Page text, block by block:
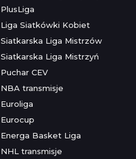
PlusLiga
Liga Siatkówki Kobiet
Siatkarska Liga Mistrzów
Siatkarska Liga Mistrzyń
Puchar CEV
NBA transmisje
Euroliga
Eurocup
Energa Basket Liga
NHL transmisje